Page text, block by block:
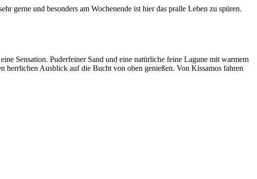
gerne und besonders am Wochenende ist hier das pralle Leben zu spüren.
Sensation. Puderfeiner Sand und eine natürliche feine Lagune mit warmem
herrlichen Ausblick auf die Bucht von oben genießen. Von Kissamos fahren